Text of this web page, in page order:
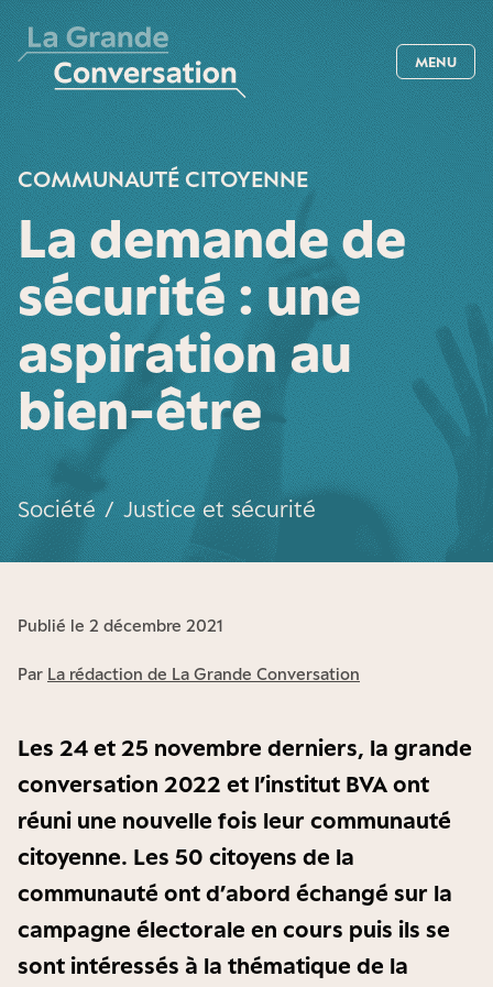
MENU
COMMUNAUTÉ CITOYENNE
La demande de
sécurité : une
aspiration au
bien-être
Société / Justice et sécurité
Publié le 2 décembre 2021
Par La rédaction de La Grande Conversation
Les 24 et 25 novembre derniers, la grande
conversation 2022 et l’institut BVA ont
réuni une nouvelle fois leur communauté
citoyenne. Les 50 citoyens de la
communauté ont d’abord échangé sur la
campagne électorale en cours puis ils se
sont intéressés à la thématique de la